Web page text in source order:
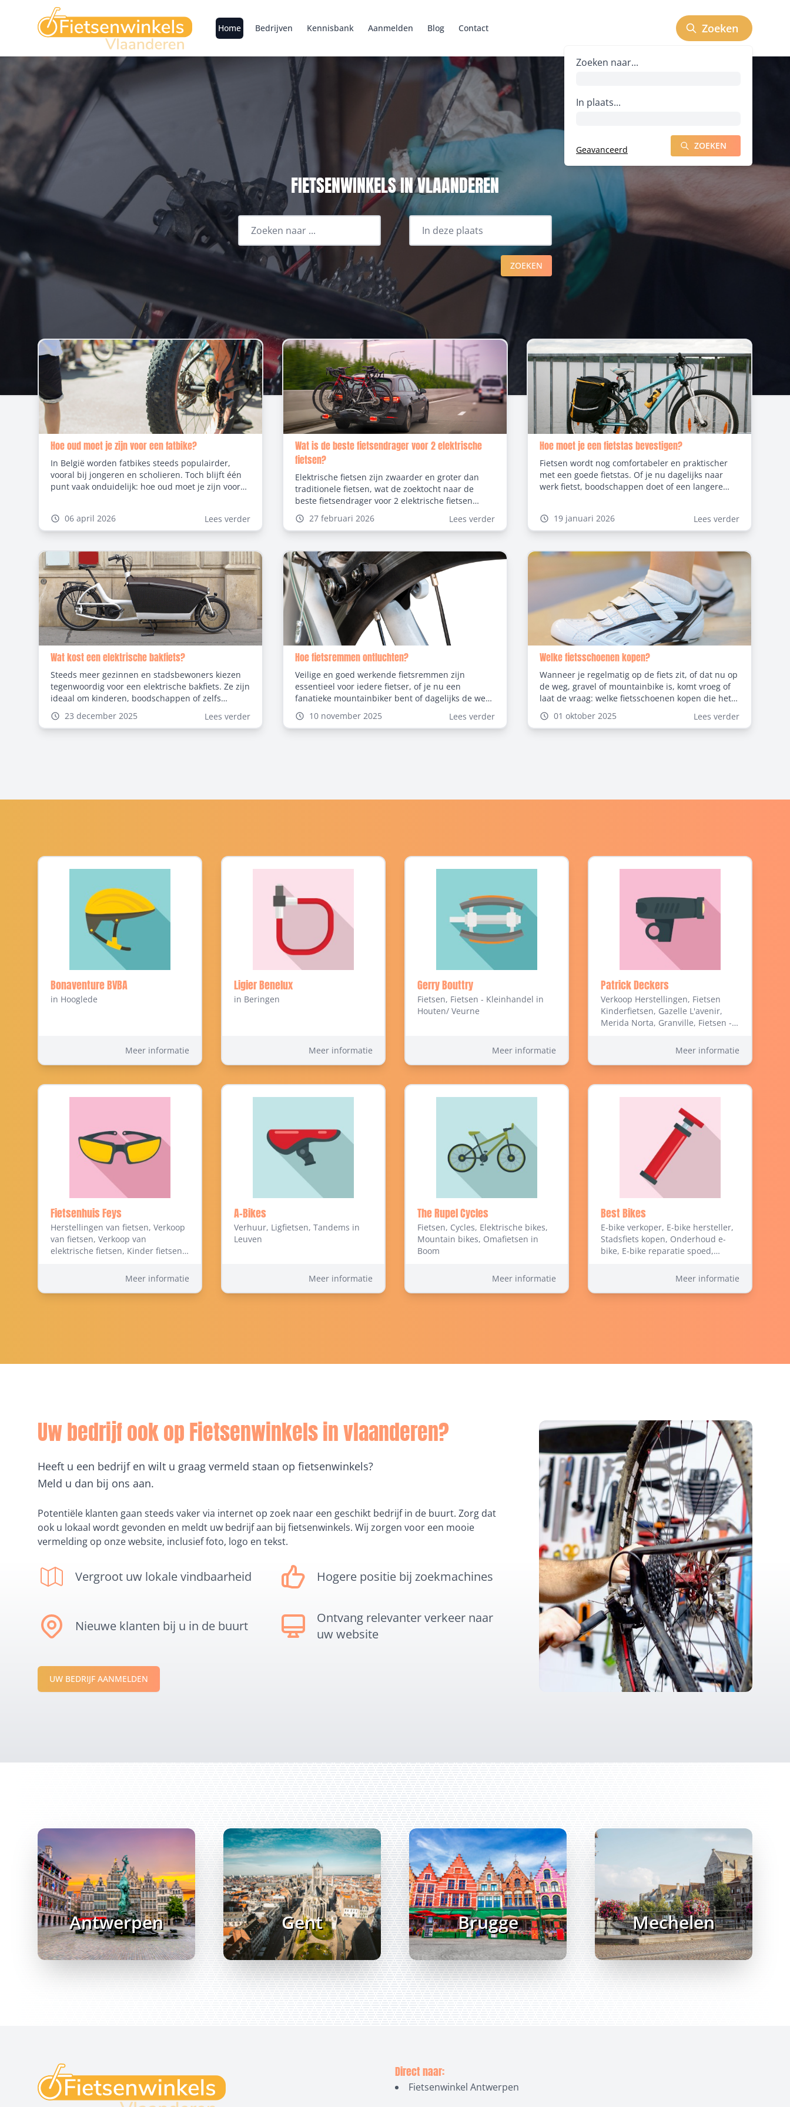
Home Bedrijven Kennisbank Aanmelden Blog Contact Zoeken naar bedrijven
Zoeken
Zoeken naar...
In plaats...
Geavanceerd ZOEKEN NAAR BEDRIJVEN
ZOEKEN
FIETSENWINKELS IN VLAANDEREN
ZOEKEN
Hoe oud moet je zijn voor een fatbike?
In België worden fatbikes steeds populairder,
vooral bij jongeren en scholieren. Toch blijft één
punt vaak onduidelijk: hoe oud moet je zijn voor
vaste leeftijd af, maar van het type fatbike en de
snelheid waarmee je rijdt. In dit artikel lees je
België en wat verstandig is in de praktijk.
06 april 2026 Lees verder
Wat is de beste fietsendrager voor 2 elektrische
fietsen?
Elektrische fietsen zijn zwaarder en groter dan
traditionele fietsen, wat de zoektocht naar de
beste fietsendrager voor 2 elektrische fietsen
meteen uitdagender maakt. Of je nu op
weekendtrip vertrekt, gaat kamperen of een
fietsvakantie plant, een degelijk draagplatform dat
onmisbaar. In deze blog ontdek je waar je op moet
letten bij het kiezen van een fietsendrager voor
elektrische fietsen.
27 februari 2026 Lees verder
Hoe moet je een fietstas bevestigen?
Fietsen wordt nog comfortabeler en praktischer
met een goede fietstas. Of je nu dagelijks naar
werk fietst, boodschappen doet of een langere
fietstas, en van een fietstas bagagedrager tot een
fietstas aan je stuur, de manier waarop je je tas
tijdens het fietsen.
19 januari 2026 Lees verder
Wat kost een elektrische bakfiets?
Steeds meer gezinnen en stadsbewoners kiezen
tegenwoordig voor een elektrische bakfiets. Ze zijn
ideaal om kinderen, boodschappen of zelfs
huisdieren veilig en snel te vervoeren, zonder
afhankelijk te zijn van de auto. Maar voordat je er
één aanschaft, wil je natuurlijk weten wat een
23 december 2025 Lees verder
Hoe fietsremmen ontluchten?
Veilige en goed werkende fietsremmen zijn
essentieel voor iedere fietser, of je nu een
fanatieke mountainbiker bent of dagelijks de weg
op gaat. Maar wist je dat lucht in het remsysteem
van je fiets de prestaties aanzienlijk kan
verminderen? In dit artikel leggen we stap voor
10 november 2025 Lees verder
Welke fietsschoenen kopen?
Wanneer je regelmatig op de fiets zit, of dat nu op
de weg, gravel of mountainbike is, komt vroeg of
laat de vraag: welke fietsschoenen kopen die het
beste passen bij jouw manier van fietsen? Het
aanbod is enorm en elke fietser heeft andere
wensen. In deze blog leggen we uit waar je op
01 oktober 2025 Lees verder
Bonaventure BVBA
in Hooglede
Meer informatie
Ligier Benelux
in Beringen
Meer informatie
Gerry Bouttry
Fietsen, Fietsen - Kleinhandel in
Houten/ Veurne
Meer informatie
Patrick Deckers
Verkoop Herstellingen, Fietsen
Kinderfietsen, Gazelle L'avenir,
Merida Norta, Granville, Fietsen -
Meer informatie
Fietsenhuis Feys
Herstellingen van fietsen, Verkoop
van fietsen, Verkoop van
elektrische fietsen, Kinder fietsen,
casino, Rollerblade skeelers kopen,
fietsen, Fietsen, Fietsen en
Meer informatie
A-Bikes
Verhuur, Ligfietsen, Tandems in
Leuven
Meer informatie
The Rupel Cycles
Fietsen, Cycles, Elektrische bikes,
Mountain bikes, Omafietsen in
Boom
Meer informatie
Best Bikes
E-bike verkoper, E-bike hersteller,
Stadsfiets kopen, Onderhoud e-
bike, E-bike reparatie spoed,
accessoires, Vouwfiets kopen,
garantie, Fietsen en bromfietsen,
Meer informatie
Uw bedrijf ook op Fietsenwinkels in vlaanderen?
Heeft u een bedrijf en wilt u graag vermeld staan op fietsenwinkels?
Meld u dan bij ons aan.
Potentiële klanten gaan steeds vaker via internet op zoek naar een geschikt bedrijf in de buurt. Zorg dat
ook u lokaal wordt gevonden en meldt uw bedrijf aan bij fietsenwinkels. Wij zorgen voor een mooie
vermelding op onze website, inclusief foto, logo en tekst.
Vergroot uw lokale vindbaarheid Hogere positie bij zoekmachines
Nieuwe klanten bij u in de buurt
Ontvang relevanter verkeer naar
uw website
UW BEDRIJF AANMELDEN
Antwerpen Gent Brugge Mechelen
Direct naar:
Fietsenwinkel Antwerpen